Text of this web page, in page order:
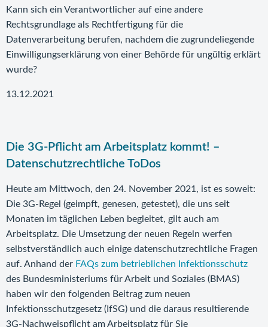
Kann sich ein Verantwortlicher auf eine andere
Rechtsgrundlage als Rechtfertigung für die
Datenverarbeitung berufen, nachdem die zugrundeliegende
Einwilligungserklärung von einer Behörde für ungültig erklärt
wurde?
13.12.2021
Die 3G-Pflicht am Arbeitsplatz kommt! –
Datenschutzrechtliche ToDos
Heute am Mittwoch, den 24. November 2021, ist es soweit:
Die 3G-Regel (geimpft, genesen, getestet), die uns seit
Monaten im täglichen Leben begleitet, gilt auch am
Arbeitsplatz. Die Umsetzung der neuen Regeln werfen
selbstverständlich auch einige datenschutzrechtliche Fragen
auf. Anhand der FAQs zum betrieblichen Infektionsschutz
des Bundesministeriums für Arbeit und Soziales (BMAS)
haben wir den folgenden Beitrag zum neuen
Infektionsschutzgesetz (IfSG) und die daraus resultierende
3G-Nachweispflicht am Arbeitsplatz für Sie